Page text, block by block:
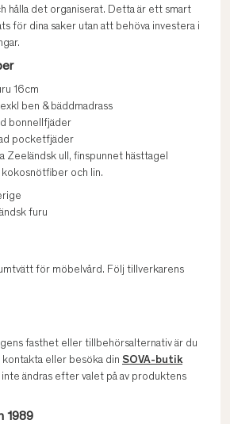
hålla det organiserat. Detta är ett smart
för dina saker utan att behöva investera i
16cm
ben & bäddmadrass
bonnellfjäder
pocketfjäder
Zeeländsk ull, finspunnet hästtagel
och lin.
furu
för möbelvård. Följ tillverkarens
fasthet eller tillbehörsalternativ är du
eller besöka din SOVA-butik
ändras efter valet på av produktens
1989